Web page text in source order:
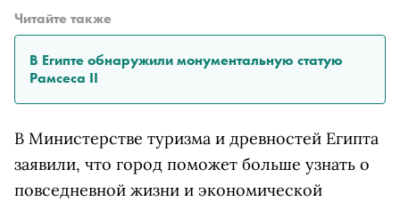
Читайте также
В Египте обнаружили монументальную статую
Рамсеса II
В Министерстве туризма и древностей Египта
заявили, что город поможет больше узнать о
повседневной жизни и экономической